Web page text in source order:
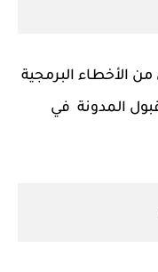
الأخطاء البرمجية
المدونة في